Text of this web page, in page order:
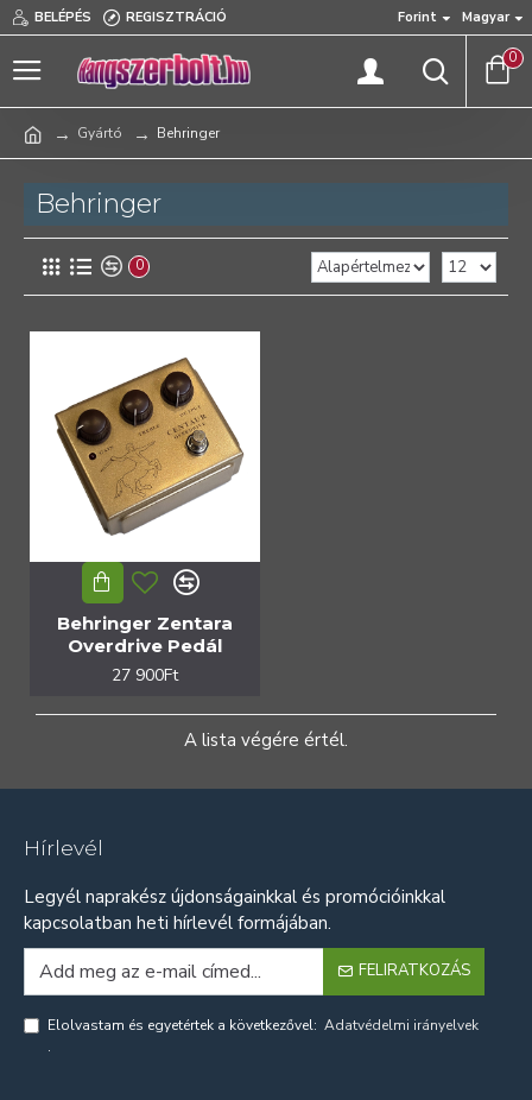
BELÉPÉS REGISZTRÁCIÓ Forint Magyar
0
Gyártó Behringer
Behringer
0
Behringer Zentara
Overdrive Pedál
27 900Ft
A lista végére értél.
Hírlevél
Legyél naprakész újdonságainkkal és promócióinkkal
kapcsolatban heti hírlevél formájában.
FELIRATKOZÁS
Elolvastam és egyetértek a következővel: Adatvédelmi irányelvek
.